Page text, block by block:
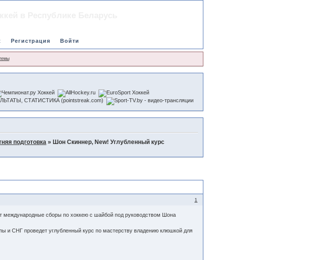
Регистрация Войти
подготовка »Шон Скиннер, New! Углубленный курс
1
международные сборы по хоккею с шайбой под руководством Шона
и СНГ проведет углубленный курс по мастерству владению клюшкой для